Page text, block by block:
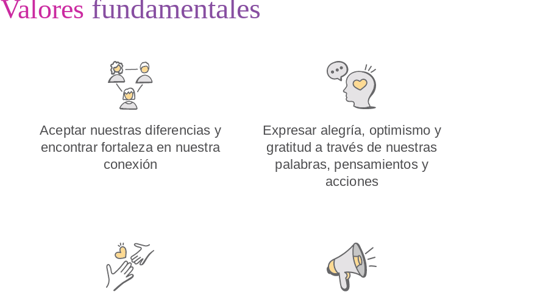
Valores fundamentales
Aceptar nuestras diferencias y
encontrar fortaleza en nuestra
conexión
Expresar alegría, optimismo y
gratitud a través de nuestras
palabras, pensamientos y
acciones